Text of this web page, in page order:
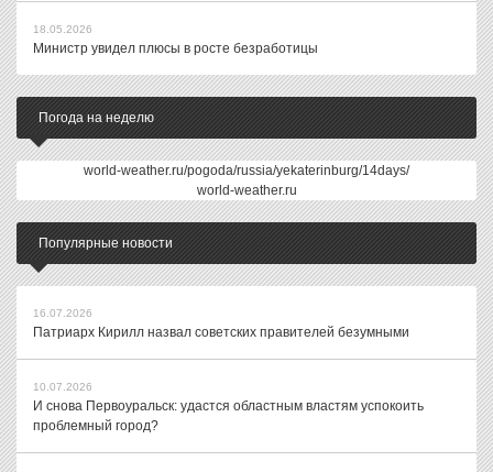
18.05.2026
Министр увидел плюсы в росте безработицы
Погода на неделю
world-weather.ru/pogoda/russia/yekaterinburg/14days/
world-weather.ru
Популярные новости
16.07.2026
Патриарх Кирилл назвал советских правителей безумными
10.07.2026
И снова Первоуральск: удастся областным властям успокоить
проблемный город?